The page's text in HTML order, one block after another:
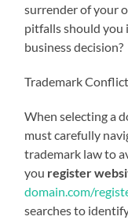
surrender of your
pitfalls should you
business decision?
Trademark
When selecting a
must carefully
trademark law to
you register
domain.com/
searches to